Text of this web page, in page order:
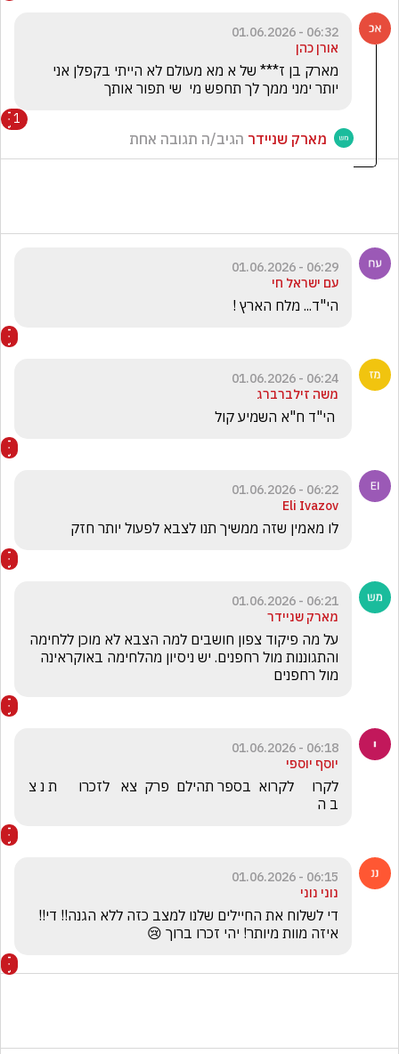
06:32 - 01.06.2026
אורן כהן
יותר ימני ממך לך תחפש מי  שי תפור אותך
1
מארק שניידר הגיב/ה תגובה אחת
06:29 - 01.06.2026
עם ישראל חי
הי"ד... מלח הארץ !
06:24 - 01.06.2026
משה זילברברג
06:22 - 01.06.2026
Eli Ivazov
לו מאמין שזה ממשיך תנו לצבא לפעול יותר חזק
06:21 - 01.06.2026
מארק שניידר
מול רחפנים
06:18 - 01.06.2026
יוסף יוספי
ב ה
06:15 - 01.06.2026
נוני נוני
איזה מוות מיותר! יהי זכרו ברוך 😢